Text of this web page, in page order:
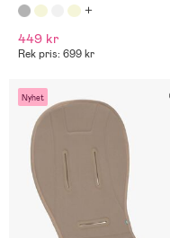
449 kr
Rek pris: 699 kr
Nyhet